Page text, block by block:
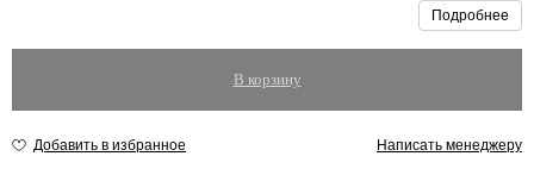
Подробнее
В корзину
Написать менеджеру